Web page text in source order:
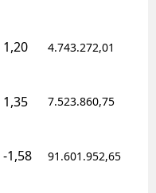
1,20 4.743.272,01
1,35 7.523.860,75
-1,58 91.601.952,65